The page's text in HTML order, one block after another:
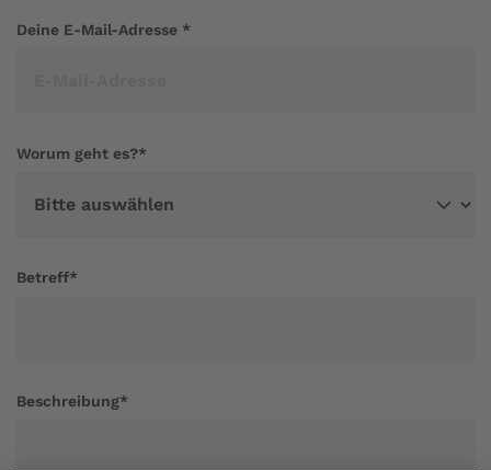
Deine E-Mail-Adresse *
Worum geht es?*
Betreff*
Beschreibung*